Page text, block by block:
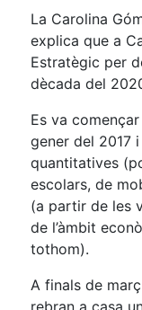
La Carolina
explica que a
Estratègic per
dècada del
Es va
gener del 2017
quantitatives
escolars, de
(a partir de les
de l’àmbit
tothom).
A finals de
rebran a casa